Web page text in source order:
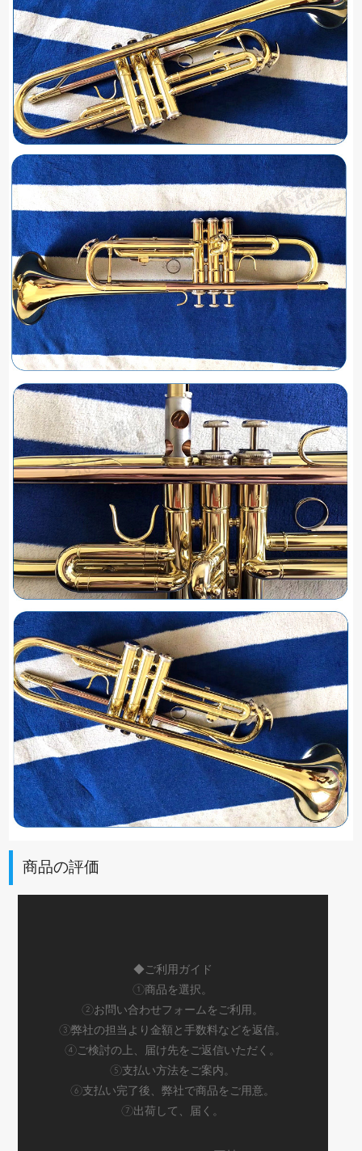
商品の評価
◆ご利用ガイド
①商品を選択。
②お問い合わせフォームをご利用。
③弊社の担当より金額と手数料などを返信。
④ご検討の上、届け先をご返信いただく。
⑤支払い方法をご案内。
⑥支払い完了後、弊社で商品をご用意。
⑦出荷して、届く。